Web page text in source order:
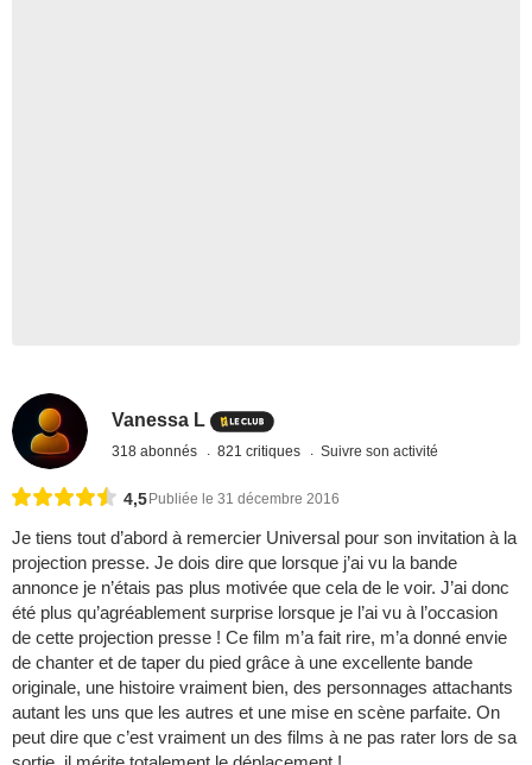
Vanessa L
318 abonnés 821 critiques Suivre son activité
4,5 Publiée le 31 décembre 2016
Je tiens tout d’abord à remercier Universal pour son invitation à la
projection presse. Je dois dire que lorsque j’ai vu la bande
annonce je n’étais pas plus motivée que cela de le voir. J’ai donc
été plus qu’agréablement surprise lorsque je l’ai vu à l’occasion
de cette projection presse ! Ce film m’a fait rire, m’a donné envie
de chanter et de taper du pied grâce à une excellente bande
originale, une histoire vraiment bien, des personnages attachants
autant les uns que les autres et une mise en scène parfaite. On
peut dire que c’est vraiment un des films à ne pas rater lors de sa